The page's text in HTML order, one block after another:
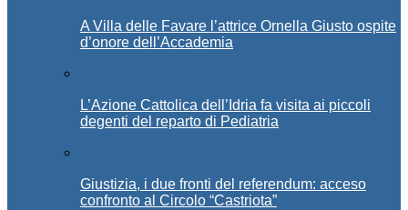
A Villa delle Favare l’attrice Ornella Giusto ospite
d’onore dell’Accademia
L’Azione Cattolica dell’Idria fa visita ai piccoli
degenti del reparto di Pediatria
Giustizia, i due fronti del referendum: acceso
confronto al Circolo “Castriota”